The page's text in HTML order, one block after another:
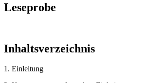
Leseprobe
Inhaltsverzeichnis
1. Einleitung